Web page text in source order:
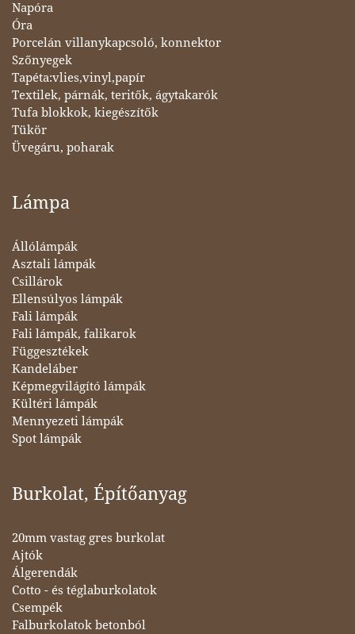
Napóra
Óra
Porcelán villanykapcsoló, konnektor
Szőnyegek
Tapéta:vlies,vinyl,papír
Textilek, párnák, teritők, ágytakarók
Tufa blokkok, kiegészítők
Tükör
Üvegáru, poharak
Lámpa
Állólámpák
Asztali lámpák
Csillárok
Ellensúlyos lámpák
Fali lámpák
Fali lámpák, falikarok
Függesztékek
Kandeláber
Képmegvilágító lámpák
Kültéri lámpák
Mennyezeti lámpák
Spot lámpák
Burkolat, Építőanyag
20mm vastag gres burkolat
Ajtók
Álgerendák
Cotto - és téglaburkolatok
Csempék
Falburkolatok betonból